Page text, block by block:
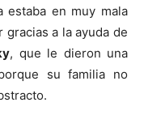
estaba en muy mala
a la ayuda de
, que le dieron una
su familia no